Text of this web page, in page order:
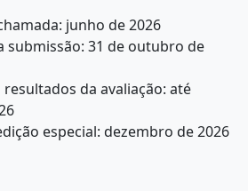
junho de 2026
submissão: 31 de outubro de
resultados da avaliação: até
especial: dezembro de 2026